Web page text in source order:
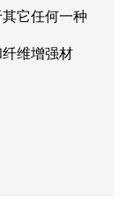
它任何一种
维增强材